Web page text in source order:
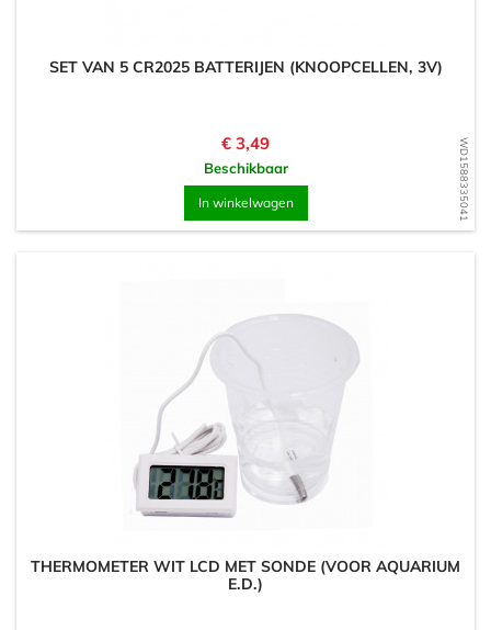
WD1588335041
SET VAN 5 CR2025 BATTERIJEN (KNOOPCELLEN, 3V)
Prijs
€ 3,49
Beschikbaar
In winkelwagen
THERMOMETER WIT LCD MET SONDE (VOOR AQUARIUM
E.D.)